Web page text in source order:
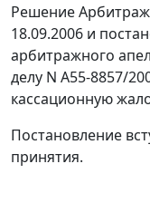
Решение
18.09.2006 и
арбитражного
делу N А55-8857/
кассационную
Постановление
принятия.